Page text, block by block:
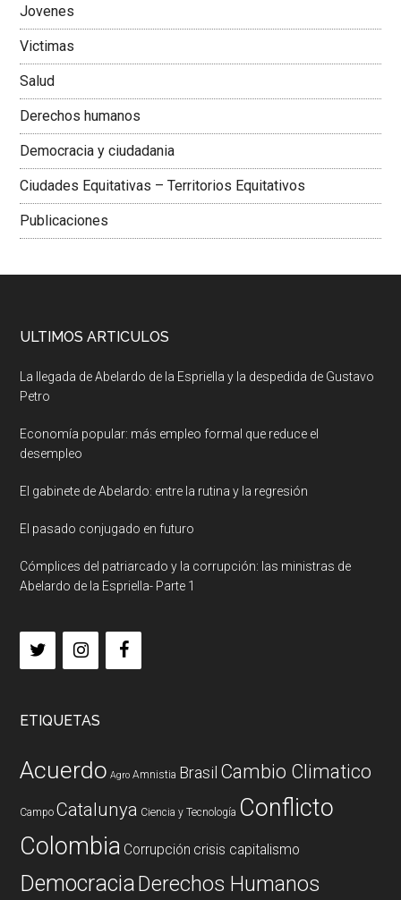
Jovenes
Victimas
Salud
Derechos humanos
Democracia y ciudadania
Ciudades Equitativas – Territorios Equitativos
Publicaciones
ULTIMOS ARTICULOS
La llegada de Abelardo de la Espriella y la despedida de Gustavo
Petro
Economía popular: más empleo formal que reduce el
desempleo
El gabinete de Abelardo: entre la rutina y la regresión
El pasado conjugado en futuro
Cómplices del patriarcado y la corrupción: las ministras de
Abelardo de la Espriella- Parte 1
ETIQUETAS
Acuerdo Agro Amnistia Brasil Cambio Climatico
Campo Catalunya Ciencia y Tecnología Conflicto
Colombia Corrupción crisis capitalismo
DemocraciaDerechos Humanos